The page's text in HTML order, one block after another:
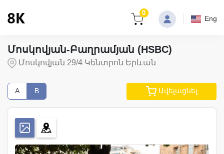
0
Eng
Մոսկովյան-Բաղրամյան (HSBC)
Մոսկովյան 29/4 Կենտրոն Երևան
A B Ավելացնել